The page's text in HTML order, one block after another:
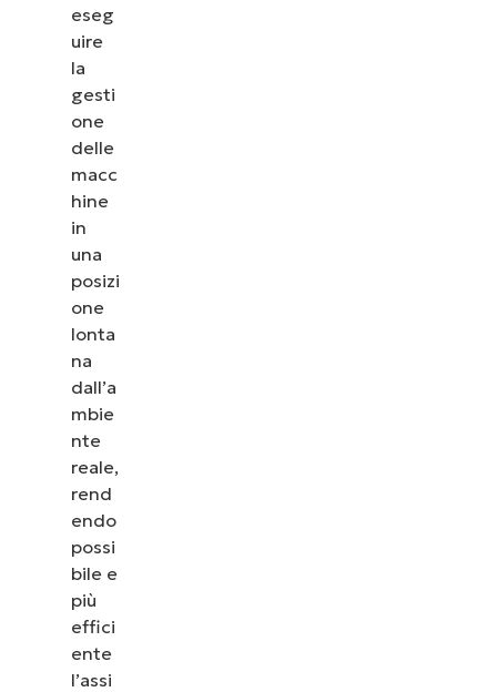
eseg
uire
la
gesti
one
delle
macc
hine
in
una
posizi
one
lonta
na
dall’a
mbie
nte
reale,
rend
endo
possi
bile e
più
effici
ente
l’assi